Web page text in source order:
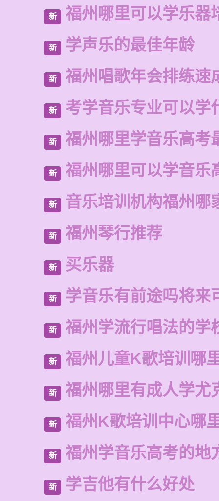
新 福州哪里可以学乐器
新 学声乐的最佳年龄
新 福州唱歌年会排练速
新 考学音乐专业可以学
新 福州哪里学音乐高考
新 福州哪里可以学音乐
新 音乐培训机构福州哪
新 福州琴行推荐
新 买乐器
新 学音乐有前途吗将来
新 福州学流行唱法的学
新 福州儿童K歌培训哪
新 福州哪里有成人学尤
新 福州K歌培训中心哪
新 福州学音乐高考的地
新 学吉他有什么好处